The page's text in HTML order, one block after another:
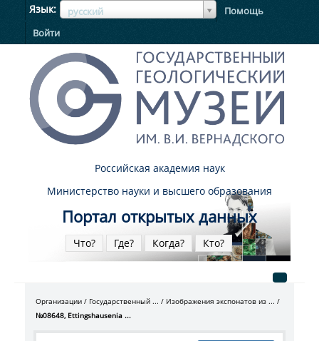
Язык русский
ЯзыкЯзык
Помощь
Войти
Российская академия наук
Министерство науки и высшего образования
Портал открытых данных
Что? Где? Когда? Кто?
Организации Государственный ...
Изображения экспонатов из ...
№08648, Ettingshausenia ...